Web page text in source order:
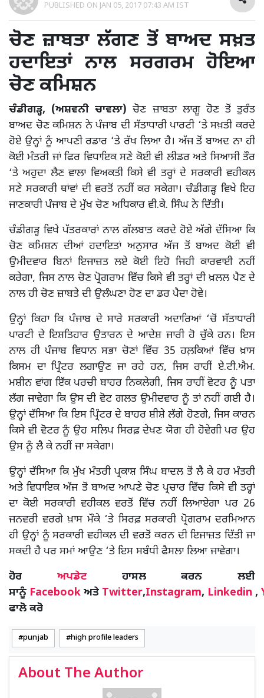
PUBLISHED ON JAN 05, 2017 07:43 AM IST
ਚੋਣ ਜ਼ਾਬਤਾ ਲੱਗਣ ਤੋਂ ਬਾਅਦ ਸਖ਼ਤ
ਹਦਾਇਤਾਂ ਨਾਲ ਸਰਗਰਮ ਹੋਇਆ
ਚੋਣ ਕਮਿਸ਼ਨ
ਚੰਡੀਗੜ੍ਹ, (ਅਸ਼ਵਨੀ ਚਾਵਲਾ)ਚੋਣ ਜ਼ਾਬਤਾ ਲਾਗੂ ਹੋਣ ਤੋਂ ਤੁਰੰਤ
ਬਾਅਦ ਚੋਣ ਕਮਿਸ਼ਨ ਨੇ ਪੰਜਾਬ ਦੀ ਸੱਤਾਧਾਰੀ ਪਾਰਟੀ ‘ਤੇ ਸਖ਼ਤੀ ਕਰਦੇ
ਹੋਏ ਉਨ੍ਹਾਂ ਨੂੰ ਆਪਣੀ ਰਡਾਰ ‘ਤੇ ਰੱਖ ਲਿਆ ਹੈ। ਅੱਜ ਤੋਂ ਬਾਅਦ ਨਾ ਹੀ
ਕੋਈ ਮੰਤਰੀ ਜਾਂ ਫਿਰ ਵਿਧਾਇਕ ਸਣੇ ਕੋਈ ਵੀ ਲੀਡਰ ਅਤੇ ਸਿਆਸੀ ਤੌਰ
‘ਤੇ ਅਹੁਦਾ ਲੈਣ ਵਾਲਾ ਵਿਅਕਤੀ ਕਿਸੇ ਵੀ ਤਰ੍ਹਾਂ ਦੇ ਸਰਕਾਰੀ ਵਹੀਕਲ
ਸਣੇ ਸਰਕਾਰੀ ਥਾਂਵਾਂ ਦੀ ਵਰਤੋਂ ਨਹੀਂ ਕਰ ਸਕੇਗਾ। ਚੰਡੀਗੜ੍ਹ ਵਿਖੇ ਇਹ
ਜਾਣਕਾਰੀ ਪੰਜਾਬ ਦੇ ਮੁੱਖ ਚੋਣ ਅਧਿਕਾਰ ਵੀ.ਕੇ. ਸਿੰਘ ਨੇ ਦਿੱਤੀ।
ਚੰਡੀਗੜ੍ਹ ਵਿਖੇ ਪੱਤਰਕਾਰਾਂ ਨਾਲ ਗੱਲਬਾਤ ਕਰਦੇ ਹੋਏ ਅੱਗੇ ਦੱਸਿਆ ਕਿ
ਚੋਣ ਕਮਿਸ਼ਨ ਦੀਆਂ ਹਦਾਇਤਾਂ ਅਨੁਸਾਰ ਅੱਜ ਤੋਂ ਬਾਅਦ ਕੋਈ ਵੀ
ਉਮੀਦਵਾਰ ਬਿਨਾਂ ਇਜਾਜ਼ਤ ਲਏ ਕੋਈ ਇਹੋ ਜਿਹੀ ਕਾਰਵਾਈ ਨਹੀਂ
ਕਰੇਗਾ, ਜਿਸ ਨਾਲ ਚੋਣ ਪ੍ਰੋਗਰਾਮ ਵਿੱਚ ਕਿਸੇ ਵੀ ਤਰ੍ਹਾਂ ਦੀ ਖ਼ਲਲ ਪੈਣ ਦੇ
ਨਾਲ ਹੀ ਚੋਣ ਜ਼ਾਬਤੇ ਦੀ ਉਲੰਘਣਾ ਹੋਣ ਦਾ ਡਰ ਪੈਦਾ ਹੋਵੇ।
ਉਨ੍ਹਾਂ ਕਿਹਾ ਕਿ ਪੰਜਾਬ ਦੇ ਸਾਰੇ ਸਰਕਾਰੀ ਅਦਾਰਿਆਂ ‘ਚੋਂ ਸੱਤਾਧਾਰੀ
ਪਾਰਟੀ ਦੇ ਇਸ਼ਤਿਹਾਰ ਉਤਾਰਨ ਦੇ ਆਦੇਸ਼ ਜਾਰੀ ਹੋ ਚੁੱਕੇ ਹਨ। ਇਸ
ਨਾਲ ਹੀ ਪੰਜਾਬ ਵਿਧਾਨ ਸਭਾ ਚੋਣਾਂ ਵਿੱਚ 35 ਹਲ਼ਕਿਆਂ ਵਿੱਚ ਖ਼ਾਸ
ਕਿਸਮ ਦਾ ਪ੍ਰਿੰਟਰ ਲਗਾਉਣ ਜਾ ਰਹੇ ਹਨ, ਜਿਸ ਰਾਹੀਂ ਏ.ਟੀ.ਐਮ.
ਮਸ਼ੀਨ ਵਾਂਗ ਇੱਕ ਪਰਚੀ ਬਾਹਰ ਨਿਕਲੇਗੀ, ਜਿਸ ਰਾਹੀਂ ਵੋਟਰ ਨੂੰ ਪਤਾ
ਲੱਗ ਜਾਵੇਗਾ ਕਿ ਉਸ ਦੀ ਵੋਟ ਗਲਤ ਉਮੀਦਵਾਰ ਨੂੰ ਤਾਂ ਨਹੀਂ ਗਈ ਹੈ।
ਉਨ੍ਹਾਂ ਦੱਸਿਆ ਕਿ ਇਸ ਪ੍ਰਿੰਟਰ ਦੇ ਬਾਹਰ ਸ਼ੀਸ਼ੇ ਲੱਗੇ ਹੋਣਗੇ, ਜਿਸ ਕਾਰਨ
ਕਿਸੇ ਵੀ ਵੋਟਰ ਨੂੰ ਉਹ ਸਲਿਪ ਸਿਰਫ਼ ਦੇਖਣ ਯੋਗ ਹੀ ਹੋਵੇਗੀ ਪਰ ਉਹ
ਉਸ ਨੂੰ ਲੈ ਕੇ ਨਹੀਂ ਜਾ ਸਕੇਗਾ।
ਉਨ੍ਹਾਂ ਦੱਸਿਆ ਕਿ ਮੁੱਖ ਮੰਤਰੀ ਪ੍ਰਕਾਸ਼ ਸਿੰਘ ਬਾਦਲ ਤੋਂ ਲੈ ਕੇ ਹਰ ਮੰਤਰੀ
ਅਤੇ ਵਿਧਾਇਕ ਅੱਜ ਤੋਂ ਬਾਅਦ ਆਪਣੇ ਚੋਣ ਪ੍ਰਚਾਰ ਵਿੱਚ ਕਿਸੇ ਵੀ ਤਰ੍ਹਾਂ
ਦਾ ਕੋਈ ਸਰਕਾਰੀ ਵਹੀਕਲ ਵਰਤੋਂ ਵਿੱਚ ਨਹੀਂ ਲਿਆਏਗਾ ਪਰ 26
ਜਨਵਰੀ ਵਰਗੇ ਖ਼ਾਸ ਮੌਕੇ ‘ਤੇ ਸਿਰਫ਼ ਸਰਕਾਰੀ ਪ੍ਰੋਗਰਾਮ ਦਰਮਿਆਨ
ਹੀ ਉਨ੍ਹਾਂ ਨੂੰ ਸਰਕਾਰੀ ਵਹੀਕਲ ਦੀ ਵਰਤੋਂ ਕਰਨ ਦੀ ਇਜਾਜ਼ਤ ਦਿੱਤੀ ਜਾ
ਸਕਦੀ ਹੈ ਪਰ ਸਮਾਂ ਆਉਣ ‘ਤੇ ਇਸ ਸਬੰਧੀ ਫੈਸਲਾ ਲਿਆ ਜਾਵੇਗਾ।
ਹੋਰ ਅਪਡੇਟਹਾਸਲ ਕਰਨ ਲਈ
ਸਾਨੂੰ Facebook ਅਤੇ Twitter,Instagram, Linkedin ,
ਫਾਲੋ ਕਰੋ
punjab high profile leaders
About The Author